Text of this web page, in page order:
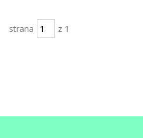
strana z 1